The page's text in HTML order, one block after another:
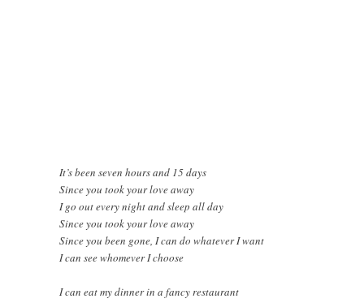
It’s been seven hours and 15 days
Since you took your love away
I go out every night and sleep all day
Since you took your love away
Since you been gone, I can do whatever I want
I can see whomever I choose
I can eat my dinner in a fancy restaurant